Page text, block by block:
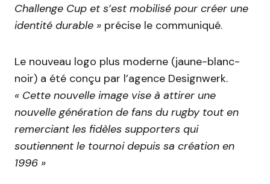
Challenge Cup et s’est mobilisé pour créer une
identité durable » précise le communiqué.
Le nouveau logo plus moderne (jaune-blanc-
noir) a été conçu par l’agence Designwerk.
« Cette nouvelle image vise à attirer une
nouvelle génération de fans du rugby tout en
remerciant les fidèles supporters qui
soutiennent le tournoi depuis sa création en
1996 »